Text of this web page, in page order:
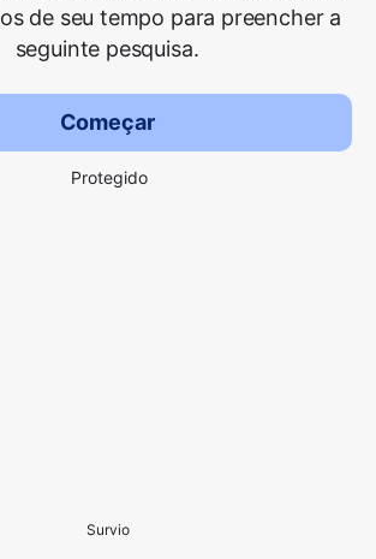
de seu tempo para preencher a
seguinte pesquisa.
Começar
Protegido
Survio